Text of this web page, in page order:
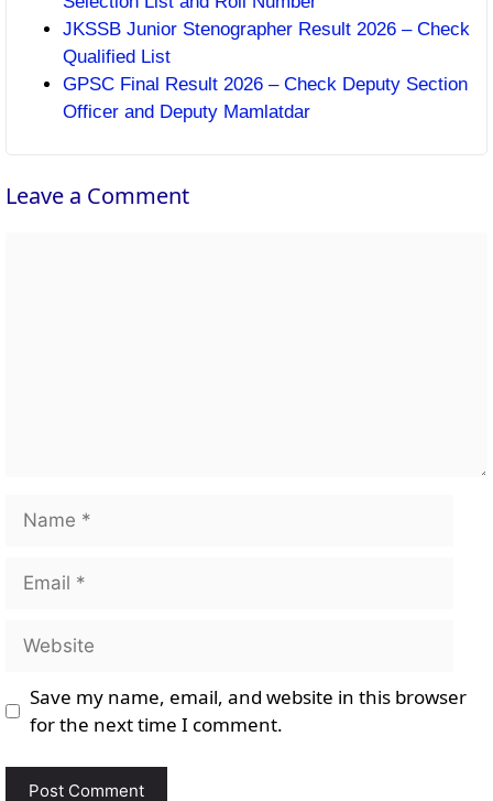
JKSSB Junior Stenographer Result 2026 – Check
Qualified List
GPSC Final Result 2026 – Check Deputy Section
Officer and Deputy Mamlatdar
Leave a Comment
Name
Email
Website
Save my name, email, and website in this browser
for the next time I comment.